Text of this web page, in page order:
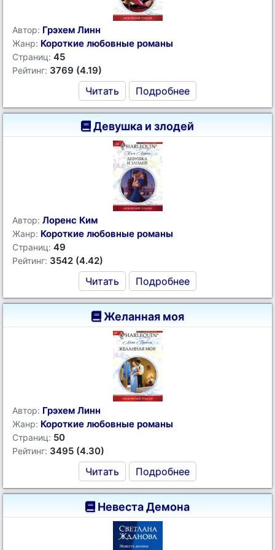
Автор: Грэхем Линн
Жанр: Короткие любовные романы
Страниц: 45
Рейтинг: 3769 (4.19)
Читать Подробнее
Девушка и злодей
Автор: Лоренс Ким
Жанр: Короткие любовные романы
Страниц: 49
Рейтинг: 3542 (4.42)
Читать Подробнее
Желанная моя
Автор: Грэхем Линн
Жанр: Короткие любовные романы
Страниц: 50
Рейтинг: 3495 (4.30)
Читать Подробнее
Невеста Демона